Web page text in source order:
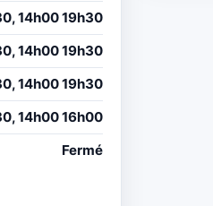
14h00 19h30
14h00 19h30
14h00 19h30
14h00 16h00
Fermé